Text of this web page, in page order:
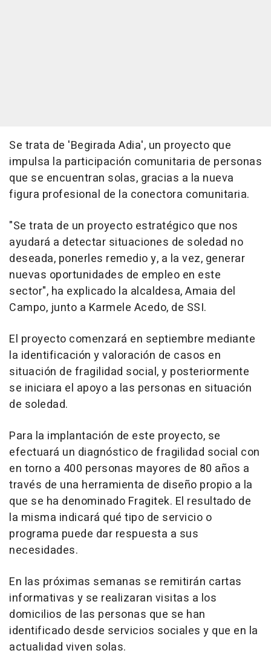
Se trata de 'Begirada Adia', un proyecto que
impulsa la participación comunitaria de personas
que se encuentran solas, gracias a la nueva
figura profesional de la conectora comunitaria.
"Se trata de un proyecto estratégico que nos
ayudará a detectar situaciones de soledad no
deseada, ponerles remedio y, a la vez, generar
nuevas oportunidades de empleo en este
sector", ha explicado la alcaldesa, Amaia del
Campo, junto a Karmele Acedo, de SSI.
El proyecto comenzará en septiembre mediante
la identificación y valoración de casos en
situación de fragilidad social, y posteriormente
se iniciara el apoyo a las personas en situación
de soledad.
Para la implantación de este proyecto, se
efectuará un diagnóstico de fragilidad social con
en torno a 400 personas mayores de 80 años a
través de una herramienta de diseño propio a la
que se ha denominado Fragitek. El resultado de
la misma indicará qué tipo de servicio o
programa puede dar respuesta a sus
necesidades.
En las próximas semanas se remitirán cartas
informativas y se realizaran visitas a los
domicilios de las personas que se han
identificado desde servicios sociales y que en la
actualidad viven solas.